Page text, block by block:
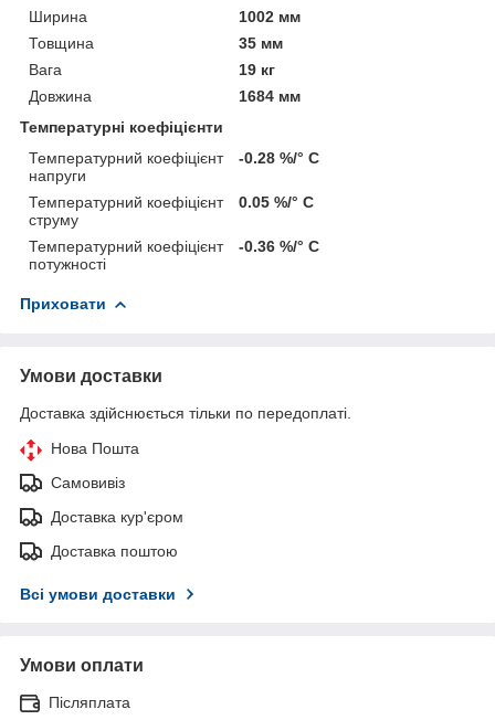
Ширина
1002 мм
Товщина
35 мм
Вага
19 кг
Довжина
1684 мм
Температурні коефіцієнти
Температурний коефіцієнт
напруги
-0.28 %/° С
Температурний коефіцієнт
струму
0.05 %/° С
Температурний коефіцієнт
потужності
-0.36 %/° С
Приховати
Умови доставки
Доставка здійснюється тільки по передоплаті.
Нова Пошта
Самовивіз
Доставка кур'єром
Доставка поштою
Всі умови доставки
Умови оплати
Післяплата